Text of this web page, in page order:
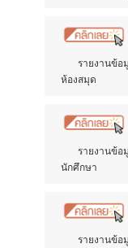
รายงานข้อมู
ห้องสมุด
รายงานข้อมู
นักศึกษา
รายงานข้อมู